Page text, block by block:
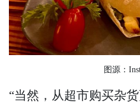
图源：
“当然，从超市购买杂